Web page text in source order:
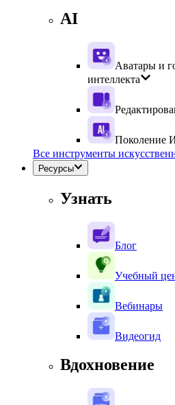
AI
Аватары и
интеллекта
Поколение
Все инструменты
Ресурсы
Узнать
Блог
Учебный
Вебинары
Видеогид
Вдохновение